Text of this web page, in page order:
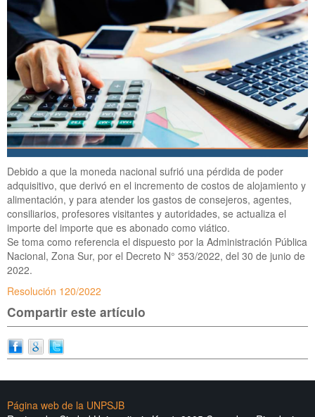
Debido a que la moneda nacional sufrió una pérdida de poder
adquisitivo, que derivó en el incremento de costos de alojamiento y
alimentación, y para atender los gastos de consejeros, agentes,
consiliarios, profesores visitantes y autoridades, se actualiza el
importe del importe que es abonado como viático.
Se toma como referencia el dispuesto por la Administración Pública
Nacional, Zona Sur, por el Decreto N° 353/2022, del 30 de junio de
2022.
Resolución 120/2022
Compartir este artículo
Página web de la UNPSJB